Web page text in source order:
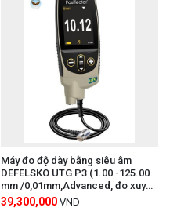
Máy đo độ dày bằng siêu âm
DEFELSKO UTG P3 (1.00 -125.00
mm /0,01mm,Advanced, đo xuyên
qua lớp sơn)
39,300,000 VND